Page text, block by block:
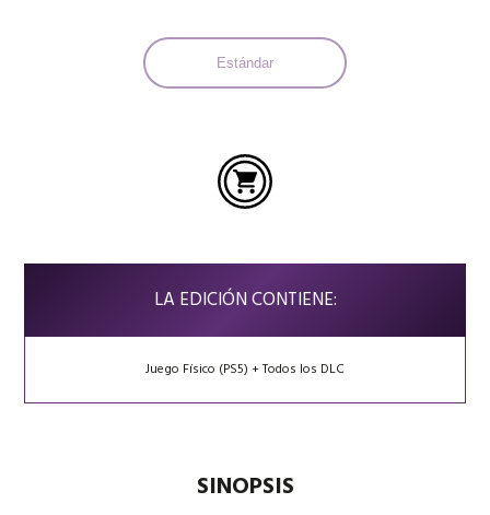
Estándar
LA EDICIÓN CONTIENE:
Juego Físico (PS5) + Todos los DLC
SINOPSIS